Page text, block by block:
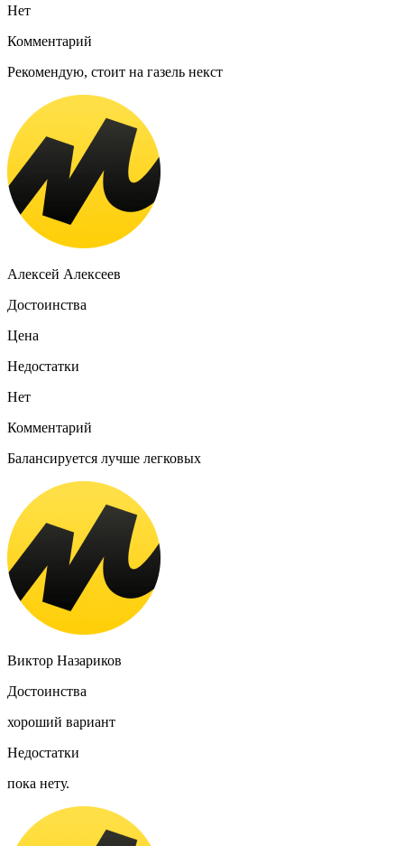
Нет
Комментарий
Рекомендую, стоит на газель некст
Алексей Алексеев
Достоинства
Цена
Недостатки
Нет
Комментарий
Балансируется лучше легковых
Виктор Назариков
Достоинства
хороший вариант
Недостатки
пока нету.